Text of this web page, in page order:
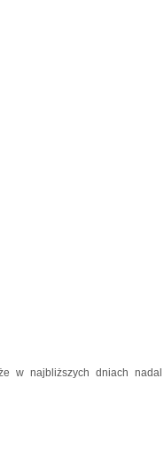
w najbliższych dniach